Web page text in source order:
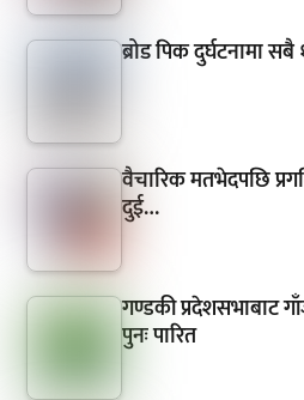
ब्रोड पिक दुर्घटनामा
वैचारिक मतभेदपछि
दुई…
गण्डकी प्रदेशसभाबाट
पुनः पारित